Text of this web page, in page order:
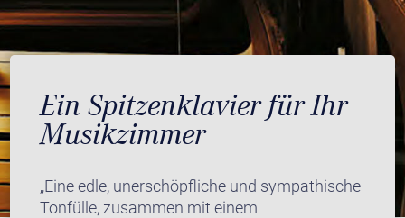
Ein Spitzenklavier für Ihr
Musikzimmer
„Eine edle, unerschöpfliche und sympathische
Tonfülle, zusammen mit einem